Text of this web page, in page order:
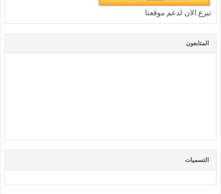
تبرع الان لدعم موقعنا
المتابعون
التسميات